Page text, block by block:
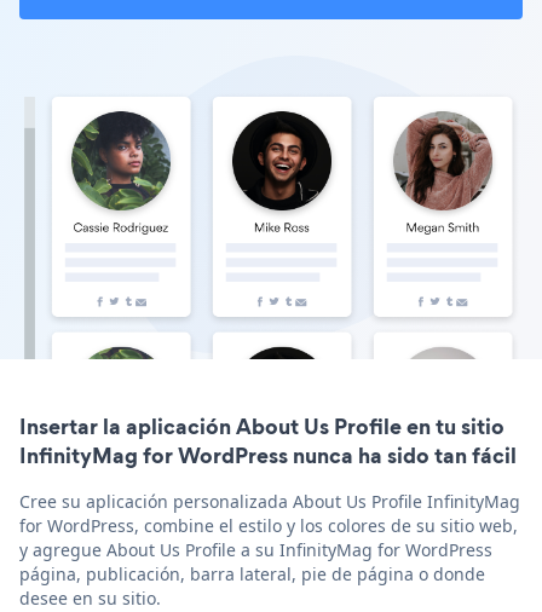
Insertar la aplicación About Us Profile en tu sitio
InfinityMag for WordPress nunca ha sido tan fácil
Cree su aplicación personalizada About Us Profile InfinityMag
for WordPress, combine el estilo y los colores de su sitio web,
y agregue About Us Profile a su InfinityMag for WordPress
página, publicación, barra lateral, pie de página o donde
desee en su sitio.